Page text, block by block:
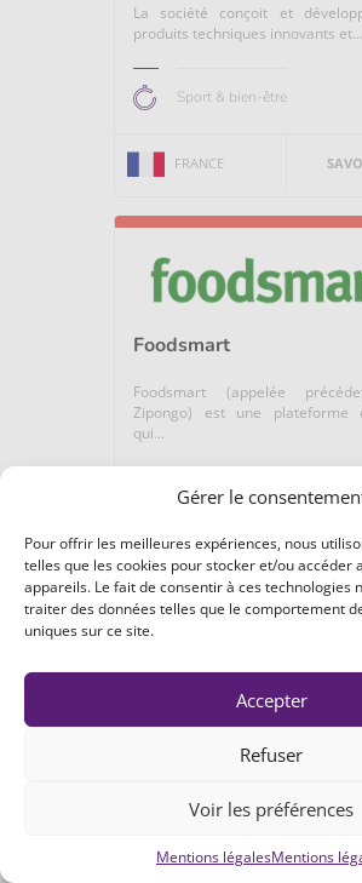
Gérer le
Pour offrir les meilleures expériences, nous
telles que les cookies pour stocker et/ou accéder
appareils. Le fait de consentir à ces technologies
traiter des données telles que le comportement
uniques sur ce site.
Accepter
Refuser
Voir les préférences
Mentions légalesMentions
La société conçoit et
produits techniques innovants et...
Sport & bien-être
FRANCE
Foodsmart
Foodsmart (appelée
Zipongo) est une plateforme
qui...
Microbiome / Nutrition /...
ETATS-UNIS
Galecto Biotech
années de recherche sur les...